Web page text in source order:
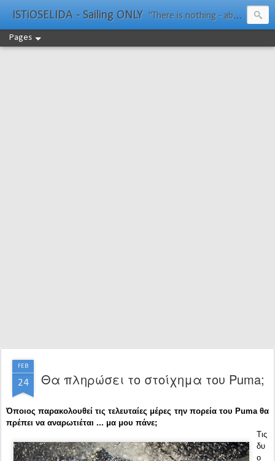
ISTiOSELIDA - Sailing ONLY "There is nothing - absolutely nothing - half so much worth doing as simply messing about in boats." Water Rat, Kenneth Grahame
Pages
FEB
24 Θα πληρώσει το στοίχημα του Puma;
Όποιος παρακολουθεί τις τελευταίες μέρες την πορεία του Puma θα
πρέπει να αναρωτιέται ... μα μου πάνε;
Τις
δυ
ο